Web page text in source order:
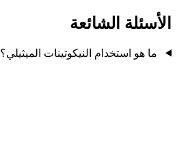
الأسئلة الشائعة
ما هو استخدام النيكوتينات الميثيلي؟